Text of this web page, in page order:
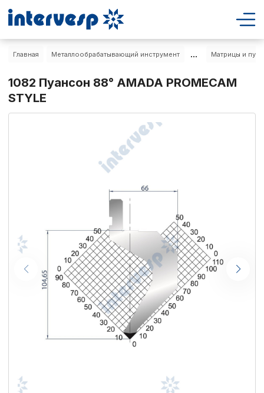
Главная Металлообрабатывающий инструмент ... Матрицы и
1082 Пуансон 88° AMADA PROMECAM
STYLE